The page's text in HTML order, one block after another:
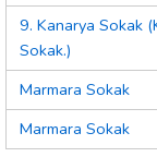
9. Kanarya Sokak
Sokak.)
Marmara Sokak
Marmara Sokak